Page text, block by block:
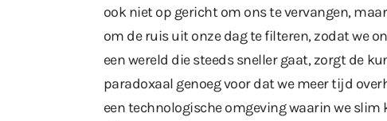
ook niet op gericht om ons te vervangen,
om de ruis uit onze dag te filteren, zodat we
een wereld die steeds sneller gaat, zorgt de
paradoxaal genoeg voor dat we meer tijd
een technologische omgeving waarin we